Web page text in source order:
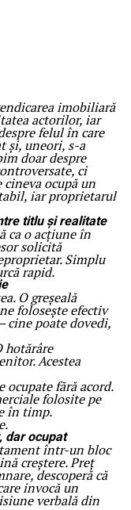
imobiliară
actorilor, iar
felul în care
și, uneori, s-a
doar despre
ci
ocupă un
iar proprietarul
titlu și realitate
ca o acțiune în
solicită
Simplu
rapid.
O greșeală
folosește efectiv
poate dovedi,
hotărâre
Acestea
fără acord.
folosite pe
în timp.
dar ocupat
într-un bloc
creștere. Preț
descoperă că
invocă un
verbală din